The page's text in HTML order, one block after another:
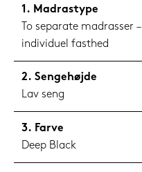
Madrastype
To separate madrasser –
individuel fasthed
Sengehøjde
Lav seng
Farve
Deep Black